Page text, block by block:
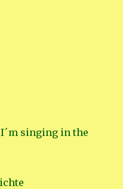
singing in the